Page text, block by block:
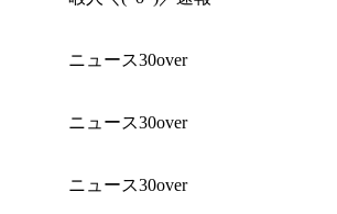
ニュース30over
ニュース30over
ニュース30over